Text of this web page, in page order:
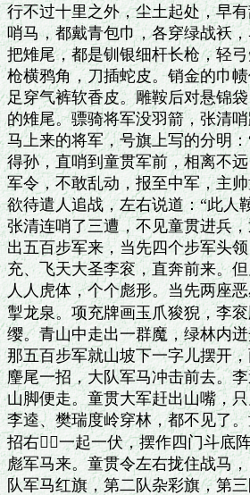
行不过十里之外，尘土起处，早
哨马，都戴青包巾，各穿绿战袄
把雉尾，都是钏银细杆长枪，轻
枪横鸦角，刀插蛇皮。销金的巾
足穿气裤软香皮。雕鞍后对悬锦
的雉尾。骠骑将军没羽箭，张清
马上来的将军，号旗上写的分明
得孙，直哨到童贯军前，相离不
军令，不敢乱动，报至中军，主
欲待遣人追战，左右说道：“此人
张清连哨了三遭，不见童贯进兵
出五百步军来，当先四个步军头
充、飞天大圣李衮，直奔前来。
人人虎体，个个彪形。当先两座
掣龙泉。项充牌画玉爪狻猊，李
缨。青山中走出一群魔，绿林内
那五百步军就山坡下一字儿摆开
麈尾一招，大队军马冲击前去。
山脚便走。童贯大军赶出山嘴，
李逵、樊瑞度岭穿林，都不见了
招右，一起一伏，摆作四门斗底
彪军马来。童贯令左右拢住战马
队军马红旗，第二队杂彩旗，第